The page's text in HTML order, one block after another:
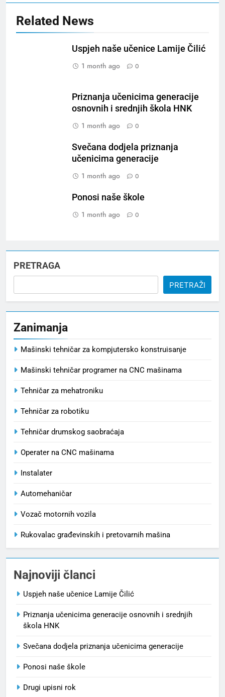
Related News
Uspjeh naše učenice Lamije Čilić
1 month ago
0
Priznanja učenicima generacije
osnovnih i srednjih škola HNK
1 month ago
0
Svečana dodjela priznanja
učenicima generacije
1 month ago
0
Ponosi naše škole
1 month ago
0
PRETRAGA
PRETRAŽI
Zanimanja
Mašinski tehničar za kompjutersko konstruisanje
Mašinski tehničar programer na CNC mašinama
Tehničar za mehatroniku
Tehničar za robotiku
Tehničar drumskog saobraćaja
Operater na CNC mašinama
Instalater
Automehaničar
Vozač motornih vozila
Rukovalac građevinskih i pretovarnih mašina
Najnoviji članci
Uspjeh naše učenice Lamije Čilić
Priznanja učenicima generacije osnovnih i srednjih
škola HNK
Svečana dodjela priznanja učenicima generacije
Ponosi naše škole
Drugi upisni rok